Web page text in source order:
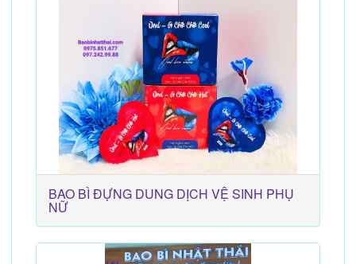
BAO BÌ ĐỰNG DUNG DỊCH VỆ SINH PHỤ
NỮ